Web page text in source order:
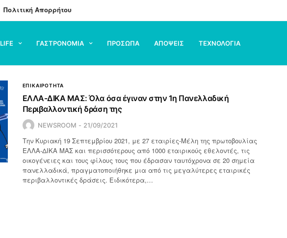
Πολιτική Απορρήτου
LIFE ΓΑΣΤΡΟΝΟΜΙΑ ΠΡΟΣΩΠΑ ΑΠΟΨΕΙΣ ΤΕΧΝΟΛΟΓΙΑ
ΕΠΙΚΑΙΡΟΤΗΤΑ
ΕΛΛΑ-ΔΙΚΑ ΜΑΣ: Όλα όσα έγιναν στην 1η Πανελλαδική
Περιβαλλοντική δράση της
NEWSROOM 21/09/2021
Την Κυριακή 19 Σεπτεμβρίου 2021, με 27 εταιρίες-Μέλη της πρωτοβουλίας
ΕΛΛΑ-ΔΙΚΑ ΜΑΣ και περισσότερους από 1000 εταιρικούς εθελοντές, τις
οικογένειες και τους φίλους τους που έδρασαν ταυτόχρονα σε 20 σημεία
πανελλαδικά, πραγματοποιήθηκε μια από τις μεγαλύτερες εταιρικές
περιβαλλοντικές δράσεις. Ειδικότερα,…